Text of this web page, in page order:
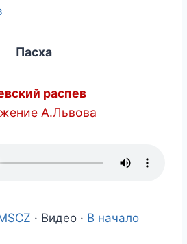
Пасха
распев
А.Львова
· Видео · В начало